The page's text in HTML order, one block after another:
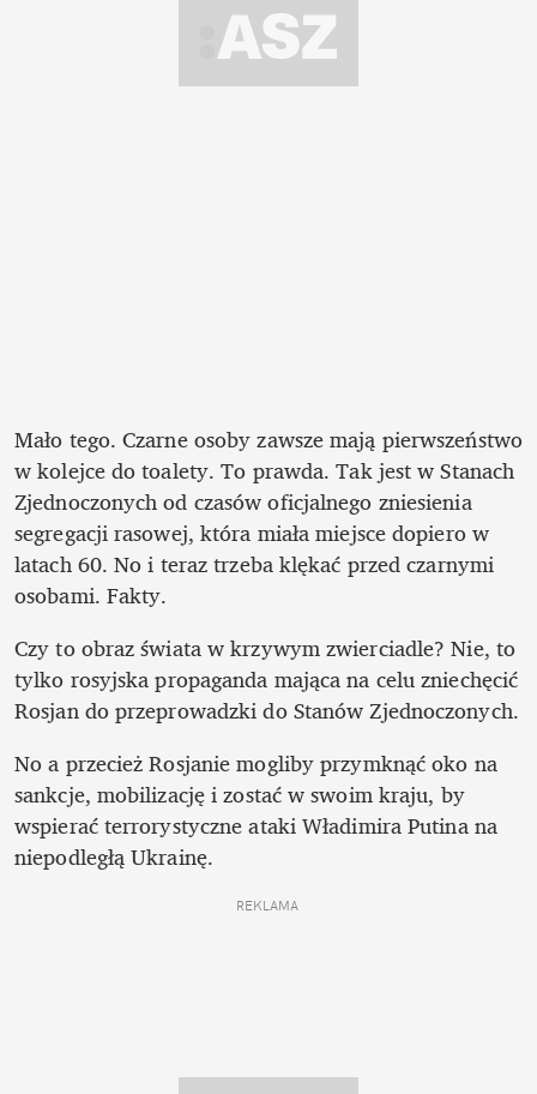
Mało tego. Czarne osoby zawsze mają pierwszeństwo
w kolejce do toalety. To prawda. Tak jest w Stanach
Zjednoczonych od czasów oficjalnego zniesienia
segregacji rasowej, która miała miejsce dopiero w
latach 60. No i teraz trzeba klękać przed czarnymi
osobami. Fakty.
Czy to obraz świata w krzywym zwierciadle? Nie, to
tylko rosyjska propaganda mająca na celu zniechęcić
No a przecież Rosjanie mogliby przymknąć oko na
sankcje, mobilizację i zostać w swoim kraju, by
wspierać terrorystyczne ataki Władimira Putina na
niepodległą Ukrainę.
REKLAMA